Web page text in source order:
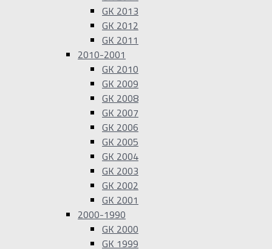
GK 2013
GK 2012
GK 2011
2010-2001
GK 2010
GK 2009
GK 2008
GK 2007
GK 2006
GK 2005
GK 2004
GK 2003
GK 2002
GK 2001
2000-1990
GK 2000
GK 1999